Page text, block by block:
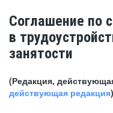
Соглашение по
в
занятости
(Редакция,
действующая редакция)